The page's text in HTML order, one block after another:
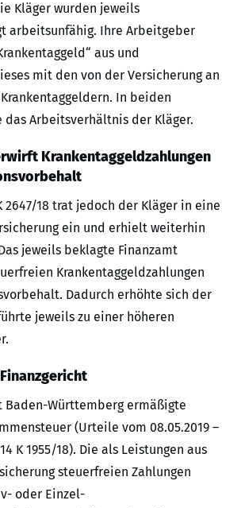
Kläger wurden jeweils
arbeitsunfähig. Ihre Arbeitgeber
aus und
mit den von der Versicherung an
In beiden
das Arbeitsverhältnis der Kläger.
Krankentaggeldzahlungen
2647/18 trat jedoch der Kläger in eine
ein und erhielt weiterhin
jeweils beklagte Finanzamt
Krankentaggeldzahlungen
Dadurch erhöhte sich der
jeweils zu einer höheren
Baden-Württemberg ermäßigte
(Urteile vom 08.05.2019 –
K 1955/18). Die als Leistungen aus
steuerfreien Zahlungen
oder Einzel-